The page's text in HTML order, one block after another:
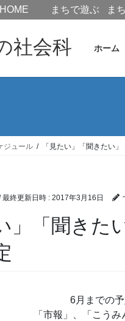
社会科 ホーム
ジュール 「見たい」「聞きたい
最終更新日時 : 2017年3月16日
」「聞きた
6月までの
「市報」、「こう
HOME まちで遊ぶ ま